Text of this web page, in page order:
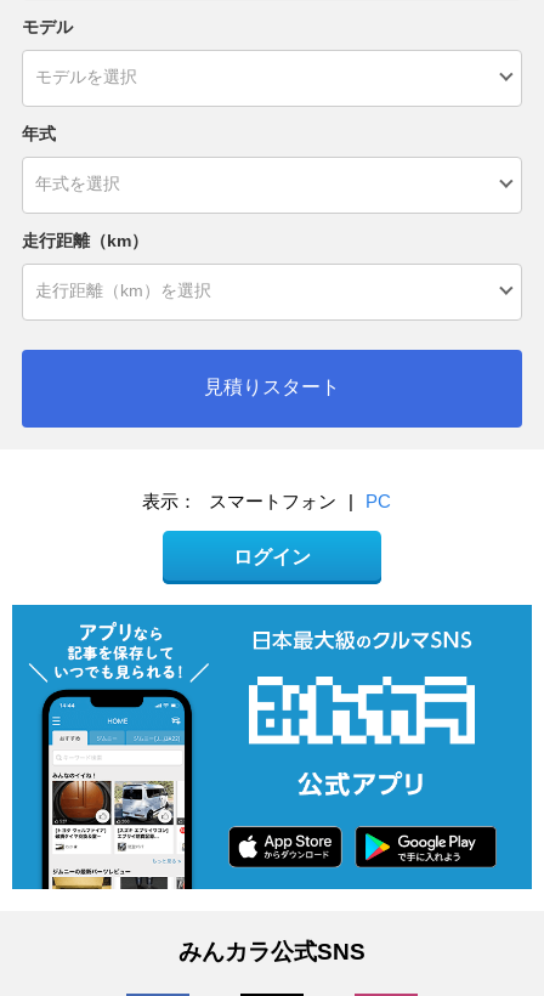
モデル
年式
走行距離（km）
見積りスタート
表示： スマートフォン | PC
ログイン
みんカラ公式SNS